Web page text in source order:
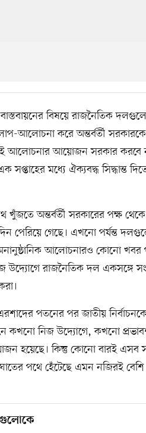
বাস্তবায়নের বিষয়ে রাজনৈতিক
আলোচনা করে অন্তর্বর্তী সরকারকে
আলোচনার আয়োজন সরকার করবে
মধ্যে ঐক্যবদ্ধ সিদ্ধান্ত
অন্তর্বর্তী সরকারের পক্ষ
পেরিয়ে গেছে। এখনো পর্যন্ত
আলোচনারও কোনো খবর
নিজ উদ্যোগে রাজনৈতিক দল
পতনের পর জাতীয়
কখনো নিজ উদ্যোগে, কখনো
হয়েছে। কিন্তু কোনো বারই এসব
পথে হেঁটেছে এমন নজিরই